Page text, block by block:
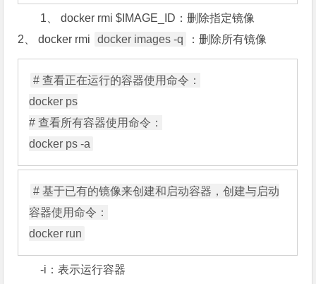
1、 docker rmi $IMAGE_ID：删除指定镜像
2、 docker rmi
docker images -q ：删除所有镜像
# 查看正在运行的容器使用命令：
docker ps
# 查看所有容器使用命令：
# 基于已有的镜像来创建和启动容器，创建与启动
容器使用命令：
-i：表示运行容器